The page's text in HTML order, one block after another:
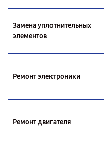
Замена уплотнительных
элементов
Ремонт электроники
Ремонт двигателя